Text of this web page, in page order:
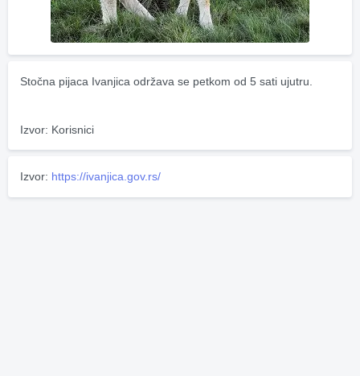
Stočna pijaca Ivanjica održava se petkom od 5 sati ujutru.
Izvor: Korisnici
Izvor: https://ivanjica.gov.rs/